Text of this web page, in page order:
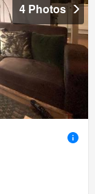
4 Photos